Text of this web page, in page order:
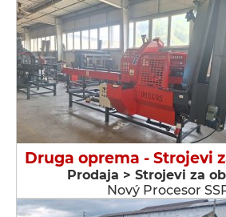
Druga oprema - Strojevi
Prodaja > Strojevi za
Nový Procesor